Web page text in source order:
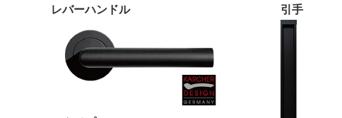
レバーハンドル 引手